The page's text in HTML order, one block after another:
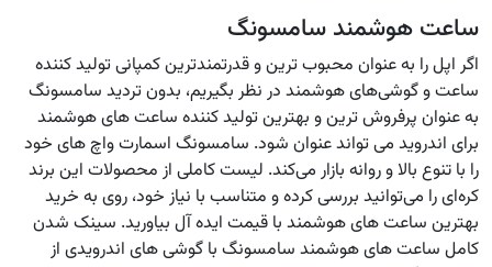
ساعت هوشمند سامسونگ
اگر اپل را به عنوان محبوب ترین و قدرتمندترین کمپانی تولید کننده
ساعت و گوشی‌های هوشمند در نظر بگیریم، بدون تردید سامسونگ
به عنوان پرفروش ترین و بهترین تولید کننده ساعت های هوشمند
برای اندروید می تواند عنوان شود. سامسونگ اسمارت واچ های خود
را با تنوع بالا و روانه بازار می‌کند. لیست کاملی از محصولات این برند
کره‌ای را می‌توانید بررسی کرده و متناسب با نیاز خود، روی به خرید
بهترین ساعت های هوشمند با قیمت ایده آل بیاورید. سینک شدن
کامل ساعت های هوشمند سامسونگ با گوشی های اندرویدی از